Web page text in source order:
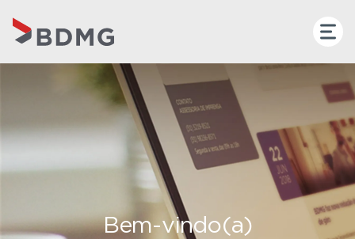
Bem-vindo(a)